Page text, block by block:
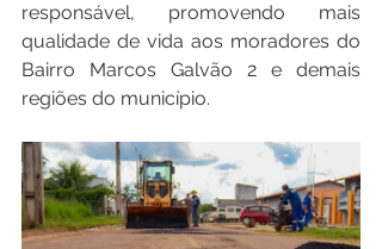
responsável, promovendo mais
qualidade de vida aos moradores do
Bairro Marcos Galvão 2 e demais
regiões do município.